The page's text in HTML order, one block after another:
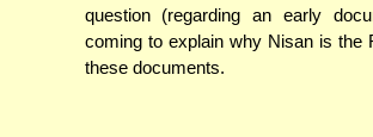
question (regarding an early
coming to explain why Nisan is the
these documents.